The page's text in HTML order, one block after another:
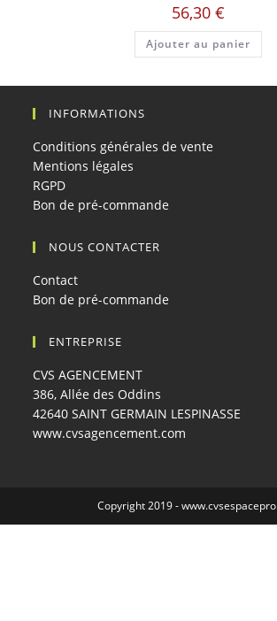
56,30 €
Ajouter au panier
INFORMATIONS
Conditions générales de vente
Mentions légales
RGPD
Bon de pré-commande
NOUS CONTACTER
Contact
Bon de pré-commande
ENTREPRISE
CVS AGENCEMENT
386, Allée des Oddins
42640 SAINT GERMAIN LESPINASSE
www.cvsagencement.com
Copyright 2019 -